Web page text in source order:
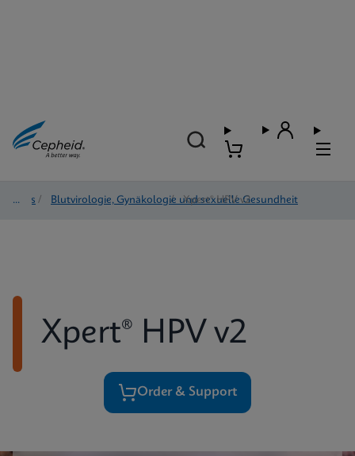
Tests / Blutvirologie, Gynäkologie und sexuelle Gesundheit
/ Xpert® HPV v2
Xpert® HPV v2
Order & Support